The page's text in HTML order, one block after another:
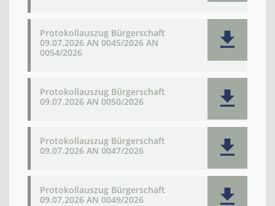
Protokollauszug Bürgerschaft
09.07.2026 AN 0045/2026 AN
0054/2026
Protokollauszug Bürgerschaft
09.07.2026 AN 0050/2026
Protokollauszug Bürgerschaft
09.07.2026 AN 0047/2026
Protokollauszug Bürgerschaft
09.07.2026 AN 0049/2026